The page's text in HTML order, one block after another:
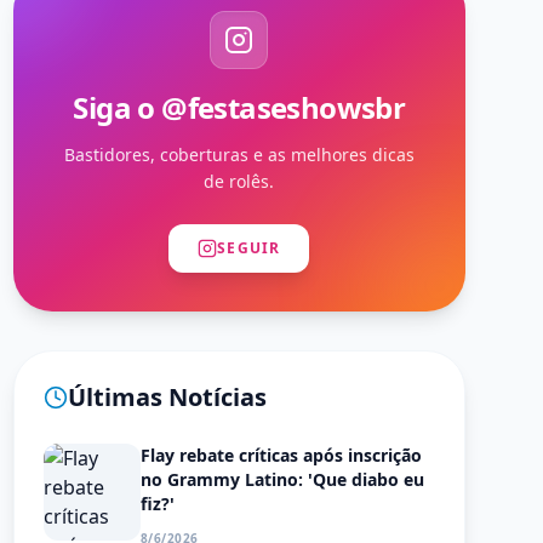
Siga o @festaseshowsbr
Bastidores, coberturas e as melhores dicas
de rolês.
SEGUIR
Últimas Notícias
Flay rebate críticas após inscrição
no Grammy Latino: 'Que diabo eu
fiz?'
8/6/2026